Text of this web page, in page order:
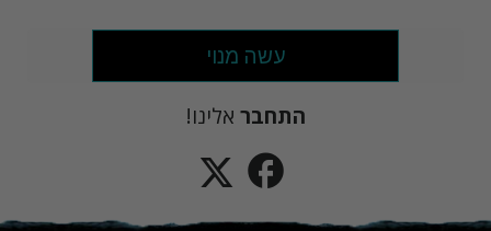
עשה מנוי
התחבר אלינו!